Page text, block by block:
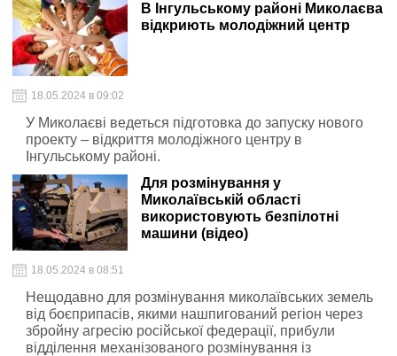
В Інгульському районі Миколаєва
відкриють молодіжний центр
18.05.2024 в 09:02
У Миколаєві ведеться підготовка до запуску нового
проекту – відкриття молодіжного центру в
Інгульському районі.
Для розмінування у
Миколаївській області
використовують безпілотні
машини (відео)
18.05.2024 в 08:51
Нещодавно для розмінування миколаївських земель
від боєприпасів, якими нашпигований регіон через
збройну агресію російської федерації, прибули
відділення механізованого розмінування із